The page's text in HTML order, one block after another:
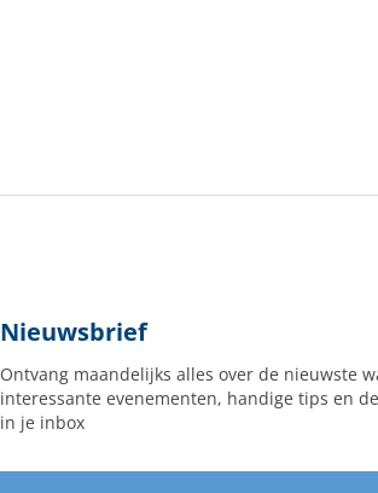
Nieuwsbrief
Ontvang maandelijks alles over de nieuwste
interessante evenementen, handige tips en
in je inbox